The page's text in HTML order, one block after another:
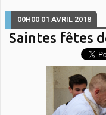
00H00 01 AVRIL 2018
Saintes fêtes